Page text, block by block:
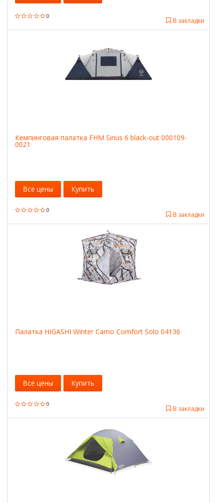
0
В закладки
Кемпинговая палатка FHM Sirius 6 black-out 000109-
0021
0
В закладки
Все цены Купить
Палатка HIGASHI Winter Camo Comfort Solo 04136
0
В закладки
Все цены Купить